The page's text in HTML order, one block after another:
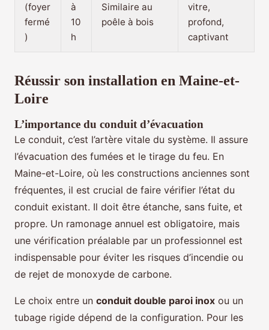
(foyer
fermé
)
à
10
h
Similaire au
poêle à bois
vitre,
profond,
captivant
Réussir son installation en Maine-et-
Loire
L’importance du conduit d’évacuation
Le conduit, c’est l’artère vitale du système. Il assure
l’évacuation des fumées et le tirage du feu. En
Maine-et-Loire, où les constructions anciennes sont
fréquentes, il est crucial de faire vérifier l’état du
conduit existant. Il doit être étanche, sans fuite, et
propre. Un ramonage annuel est obligatoire, mais
une vérification préalable par un professionnel est
indispensable pour éviter les risques d’incendie ou
de rejet de monoxyde de carbone.
Le choix entre un conduit double paroi inox ou un
tubage rigide dépend de la configuration. Pour les